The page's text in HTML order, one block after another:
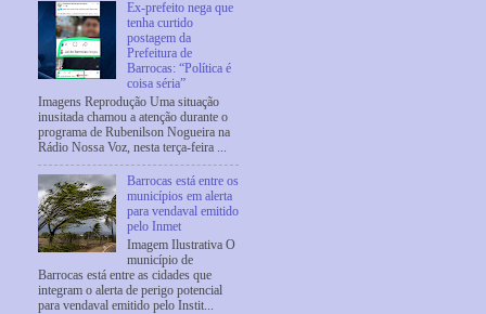
Ex-prefeito nega que
tenha curtido
postagem da
Prefeitura de
Barrocas: “Política é
coisa séria”
Imagens Reprodução Uma situação
inusitada chamou a atenção durante o
programa de Rubenilson Nogueira na
Rádio Nossa Voz, nesta terça-feira ...
Barrocas está entre os
municípios em alerta
para vendaval emitido
pelo Inmet
Imagem Ilustrativa O
município de
Barrocas está entre as cidades que
integram o alerta de perigo potencial
para vendaval emitido pelo Instit...